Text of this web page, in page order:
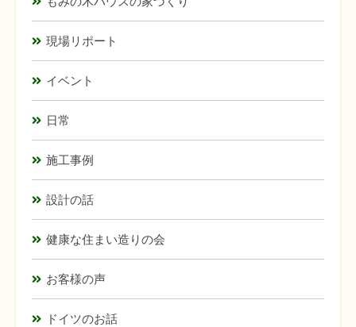
現場リポート
イベント
日常
施工事例
設計の話
健康な住まい造りの会
お客様の声
ドイツのお話